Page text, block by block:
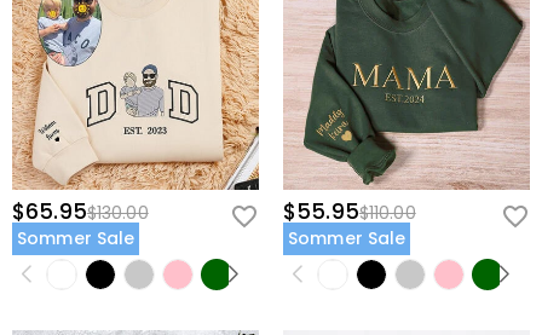
$65.95$130.00
Sommer Sale
$55.95$110.00
Sommer Sale